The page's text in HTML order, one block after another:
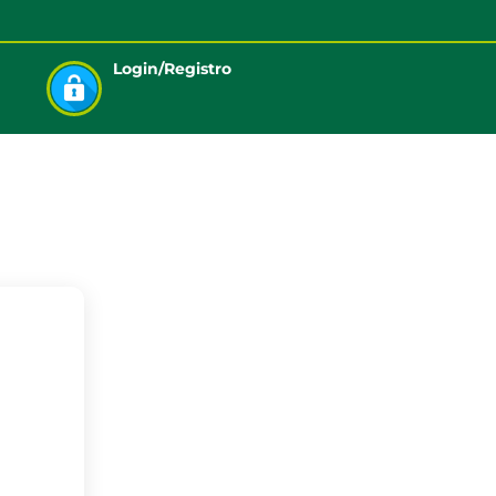
Login/Registro